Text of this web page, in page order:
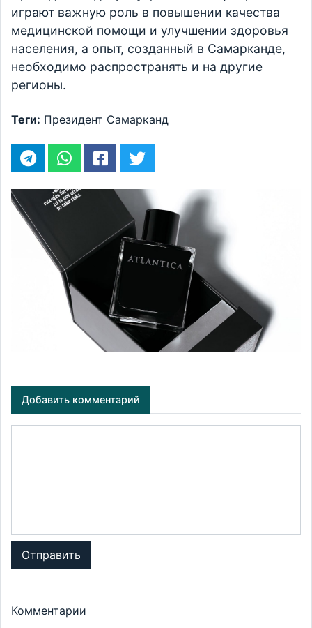
играют важную роль в повышении качества
медицинской помощи и улучшении здоровья
населения, а опыт, созданный в Самарканде,
необходимо распространять и на другие
регионы.
Теги: Президент Самарканд
Добавить комментарий
Отправить
Комментарии